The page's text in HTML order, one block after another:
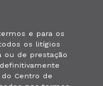
e para os
os litígios
ou de prestação
Centro de